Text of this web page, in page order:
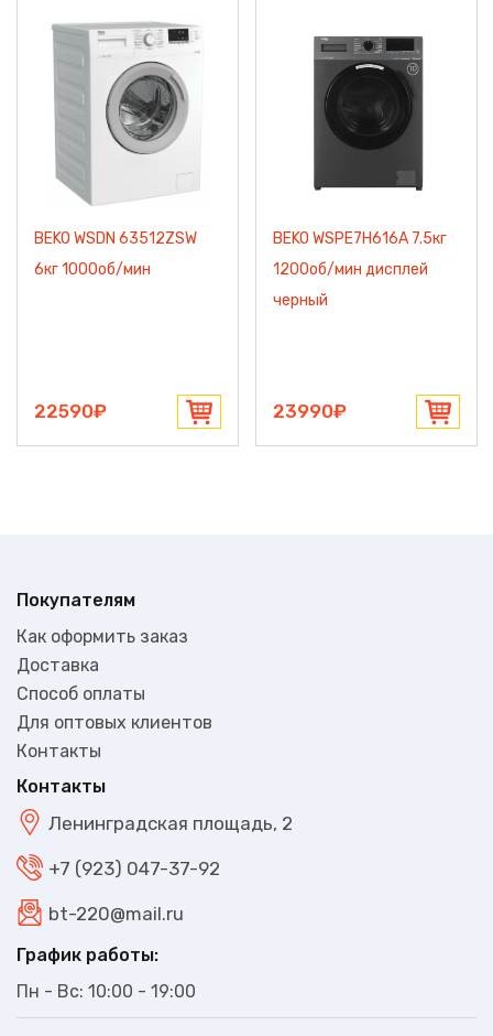
BEKO WSDN 63512ZSW
6кг 1000об/мин
22590₽
BEKO WSPE7H616A 7.5кг
1200об/мин дисплей
черный
23990₽
Покупателям
Как оформить заказ
Доставка
Способ оплаты
Для оптовых клиентов
Контакты
Контакты
Ленинградская площадь, 2
+7 (923) 047-37-92
bt-220@mail.ru
График работы:
Пн - Вс: 10:00 - 19:00